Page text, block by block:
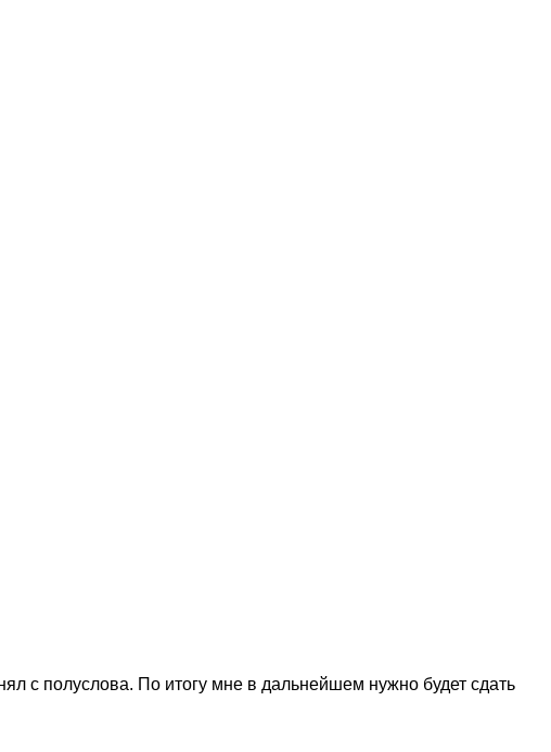
с полуслова. По итогу мне в дальнейшем нужно будет сдать